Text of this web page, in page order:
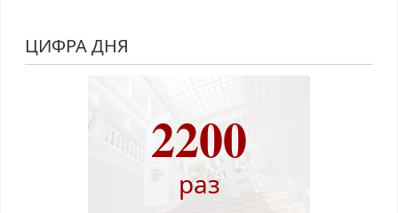
ЦИФРА ДНЯ
2200
раз